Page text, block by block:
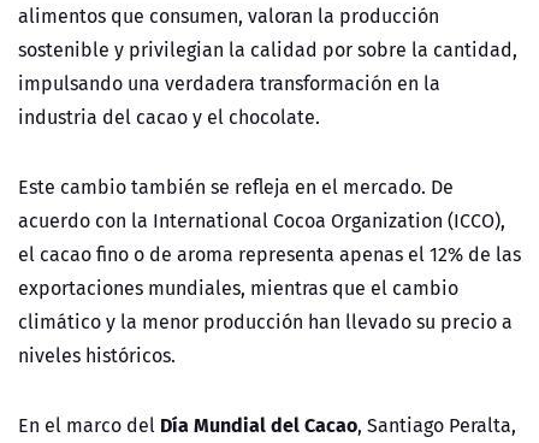
alimentos que consumen, valoran la producción
sostenible y privilegian la calidad por sobre la cantidad,
impulsando una verdadera transformación en la
industria del cacao y el chocolate.
Este cambio también se refleja en el mercado. De
acuerdo con la International Cocoa Organization (ICCO),
el cacao fino o de aroma representa apenas el 12% de las
exportaciones mundiales, mientras que el cambio
climático y la menor producción han llevado su precio a
niveles históricos.
En el marco del Día Mundial del Cacao, Santiago Peralta,